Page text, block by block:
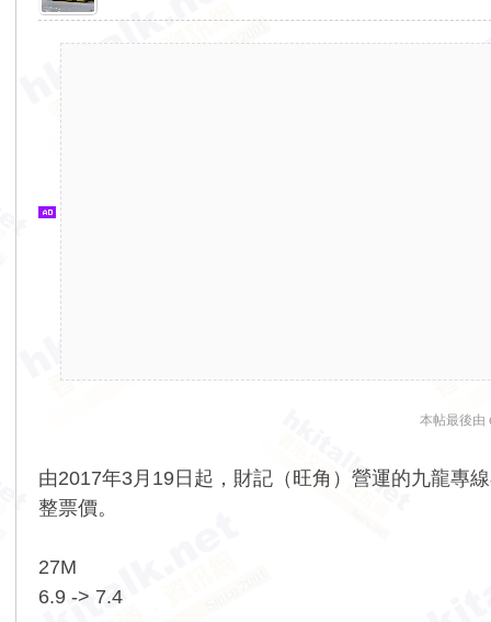
本帖最後由
由2017年3月19日起，財記（旺角）營運的九龍專
整票價。
27M
6.9 -> 7.4